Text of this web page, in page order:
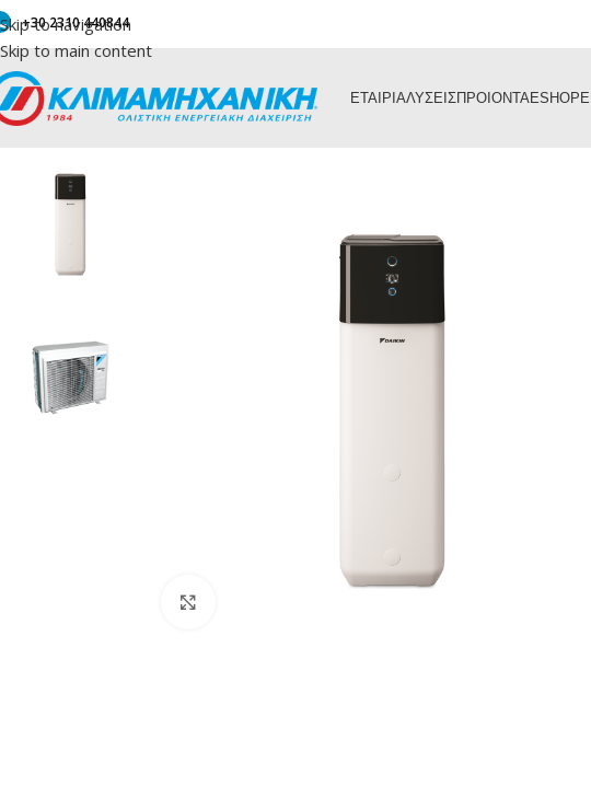
Skip to navigation
Skip to main content
+30 2310 440844
ΕΤΑΙΡΙΑΛΥΣΕΙΣΠΡΟΙΟΝΤΑESHOP